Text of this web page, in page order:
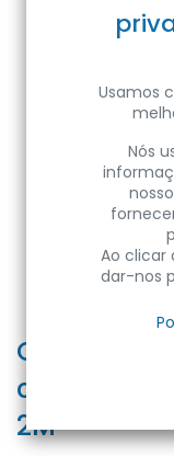
CALHA-20
com
2M
Usamos
Nós
Ao clicar
dar-nos